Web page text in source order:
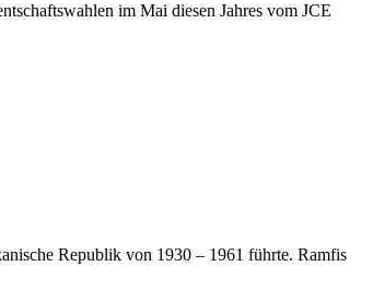
im Mai diesen Jahres vom JCE
Republik von 1930 – 1961 führte. Ramfis